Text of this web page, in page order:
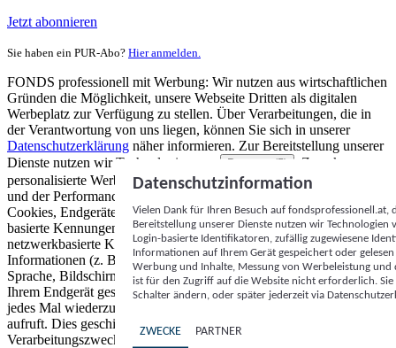
Jetzt abonnieren
Sie haben ein PUR-Abo? Hier anmelden.
FONDS professionell mit Werbung: Wir nutzen aus wirtschaftlichen
Gründen die Möglichkeit, unsere Webseite Dritten als digitalen
Werbeplatz zur Verfügung zu stellen. Über Verarbeitungen, die in
der Verantwortung von uns liegen, können Sie sich in unserer
Datenschutzerklärung näher informieren. Zur Bereitstellung unserer
Dienste nutzen wir Technologien von
Partnern (5)
. Zwecke:
personalisierte Werbung und Inhalte, Messung von Werbeleistung
und der Performance von Inhalten sowie Zielgruppenforschung.
Cookies, Endgeräte- oder ähnliche Online-Kennungen (z. B. login-
basierte Kennungen, zufällig generierte Kennungen,
netzwerkbasierte Kennungen) können zusammen mit anderen
Informationen (z. B. Browsertyp und Browserinformationen,
Sprache, Bildschirmgröße, unterstützte Technologien usw.) auf
Ihrem Endgerät gespeichert oder von dort ausgelesen werden, um es
jedes Mal wiederzuerkennen, wenn es eine App oder einer Webseite
aufruft. Dies geschieht für einen oder mehrere der hier aufgeführten
Verarbeitungszwecke.
Datenschutzinformation
Vielen Dank für Ihren Besuch auf
Bereitstellung unserer Dienste nutzen wir Technologien
Login-basierte Identifikatoren, zufällig zugewiesene
Informationen auf Ihrem Gerät gespeichert oder
Werbung und Inhalte, Messung von Werbeleistung
ist für den Zugriff auf die Website nicht erforderlich.
Schalter ändern, oder später jederzeit via
ZWECKE PARTNER